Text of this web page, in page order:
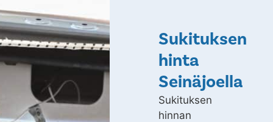
Sukituksen
hinta
Seinäjoella
Sukituksen
hinnan